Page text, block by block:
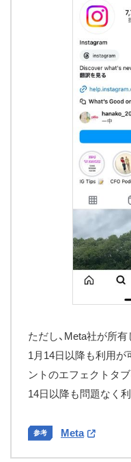
ただし、Meta社が所
1月14日以降も利用が
ントのエフェクトタ
14日以降も問題なく
Meta